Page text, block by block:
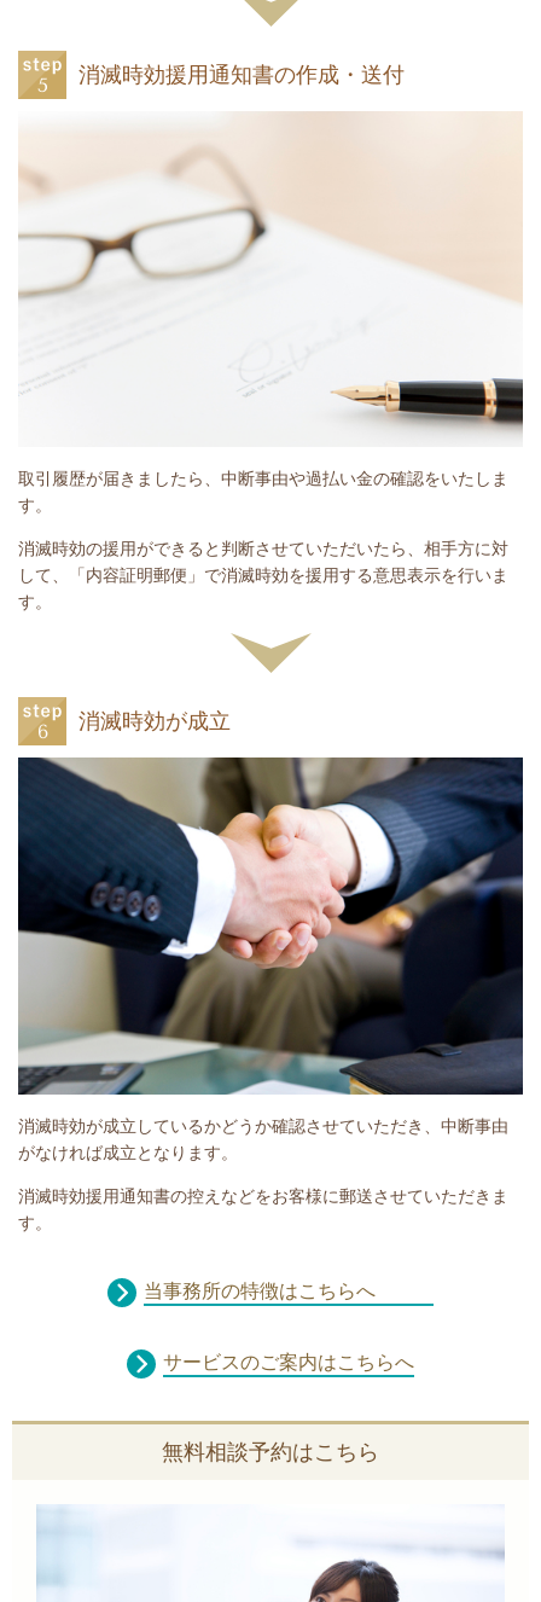
消滅時効援用通知書の作成・送付
取引履歴が届きましたら、中断事由や過払い金の確認をいたしま
す。
消滅時効の援用ができると判断させていただいたら、相手方に対
して、「内容証明郵便」で消滅時効を援用する意思表示を行いま
す。
消滅時効が成立
消滅時効が成立しているかどうか確認させていただき、中断事由
がなければ成立となります。
消滅時効援用通知書の控えなどをお客様に郵送させていただきま
す。
当事務所の特徴はこちらへ
サービスのご案内はこちらへ
無料相談予約はこちら